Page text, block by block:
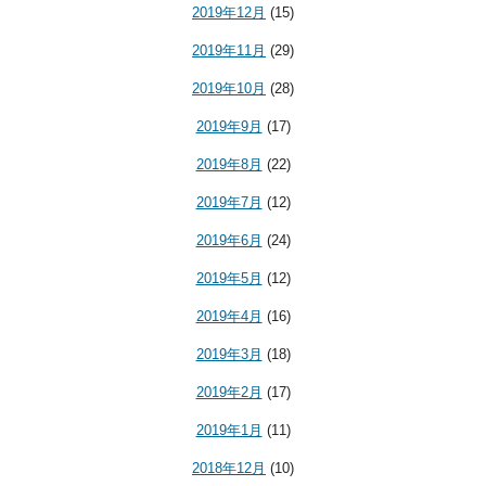
2019年12月 (15)
2019年11月 (29)
2019年10月 (28)
2019年9月 (17)
2019年8月 (22)
2019年7月 (12)
2019年6月 (24)
2019年5月 (12)
2019年4月 (16)
2019年3月 (18)
2019年2月 (17)
2019年1月 (11)
2018年12月 (10)